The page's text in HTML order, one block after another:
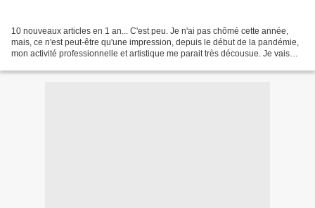
10 nouveaux articles en 1 an... C'est peu. Je n'ai pas chômé cette année,
mais, ce n'est peut-être qu'une impression, depuis le début de la pandémie,
mon activité professionnelle et artistique me parait très décousue. Je vais